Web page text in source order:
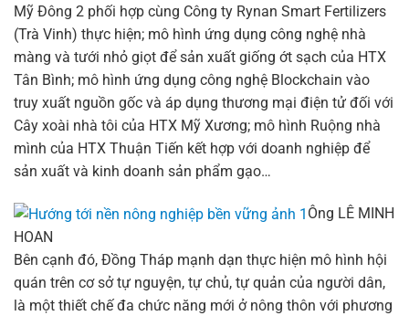
Mỹ Đông 2 phối hợp cùng Công ty Rynan Smart Fertilizers
(Trà Vinh) thực hiện; mô hình ứng dụng công nghệ nhà
màng và tưới nhỏ giọt để sản xuất giống ớt sạch của HTX
Tân Bình; mô hình ứng dụng công nghệ Blockchain vào
truy xuất nguồn gốc và áp dụng thương mại điện tử đối với
Cây xoài nhà tôi của HTX Mỹ Xương; mô hình Ruộng nhà
mình của HTX Thuận Tiến kết hợp với doanh nghiệp để
sản xuất và kinh doanh sản phẩm gạo…
Ông LÊ MINH
HOAN
Bên cạnh đó, Đồng Tháp mạnh dạn thực hiện mô hình hội
quán trên cơ sở tự nguyện, tự chủ, tự quản của người dân,
là một thiết chế đa chức năng mới ở nông thôn với phương